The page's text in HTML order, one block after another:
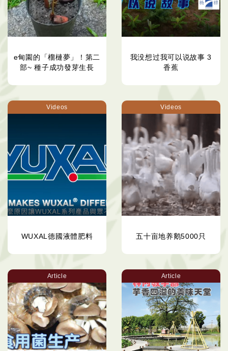
e甸園的「榴槤夢」！第二
部~ 種子成功發芽生長
我没想过我可以说故事 3
香蕉
Videos
WUXAL德國液體肥料
Videos
五十亩地养鹅5000只
Article Article